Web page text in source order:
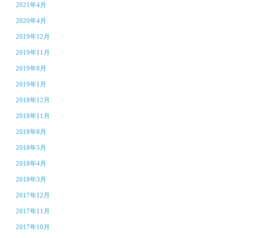
2021年4月
2020年4月
2019年12月
2019年11月
2019年8月
2019年1月
2018年12月
2018年11月
2018年8月
2018年5月
2018年4月
2018年3月
2017年12月
2017年11月
2017年10月